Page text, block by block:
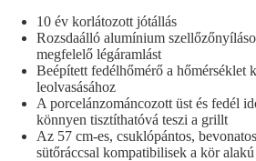
10 év korlátozott jótállás
Rozsdaálló alumínium
megfelelő légáramlást
Beépített fedélhőmérő a hőmérséklet
leolvasásához
A porcelánzománcozott üst és fedél
könnyen tisztíthatóvá teszi a grillt
Az 57 cm-es, csuklópántos,
sütőráccsal kompatibilisek a kör